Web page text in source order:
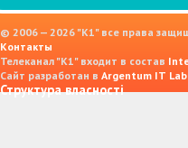
© 2006 — 2026 "K1" все права
Контакты
Телеканал "К1" входит в состав
Сайт разработан в Argentum IT Lab
Структура власності